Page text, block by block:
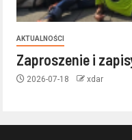
AKTUALNOŚCI
Zaproszenie i
2026-07-18 xdar